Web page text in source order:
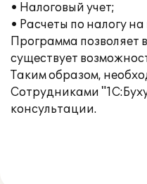
• Налоговый учет;
• Расчеты по налогу
Программа позволяет
существует
Таким образом,
Сотрудниками
консультации.